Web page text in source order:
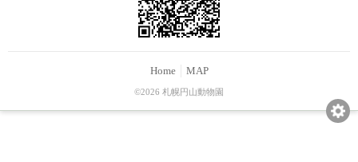
Home MAP
©2026 札幌円山動物園